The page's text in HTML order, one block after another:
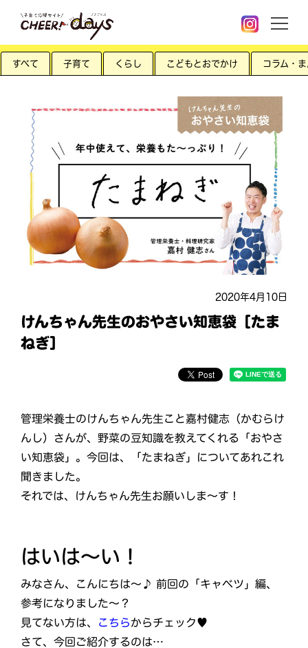
すべて 子育て くらし こどもとおでかけ コラム・
2020年4月10日
けんちゃん先生のおやさい知恵袋［たま
ねぎ］
管理栄養士のけんちゃん先生こと嘉村健志（かむらけ
んし）さんが、野菜の豆知識を教えてくれる「おやさ
い知恵袋」。今回は、「たまねぎ」についてあれこれ
聞きました。
それでは、けんちゃん先生お願いしま～す！
はいは～い！
みなさん、こんにちは～♪ 前回の「キャベツ」編、
参考になりました～？
見てない方は、 こちらからチェック♥
さて、今回ご紹介するのは…